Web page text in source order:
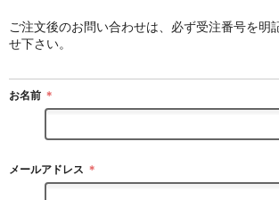
ご注文後のお問い合わせは、必ず受注番号を明
せ下さい。
お名前 ＊
メールアドレス ＊